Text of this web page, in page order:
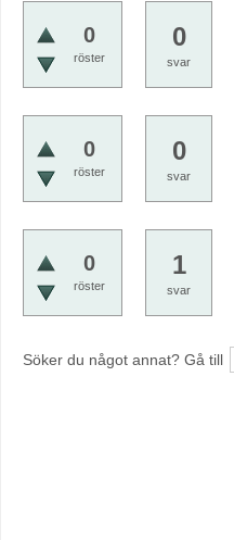
0
röster
0
svar
0
röster
0
svar
0
röster
1
svar
Söker du något annat? Gå till